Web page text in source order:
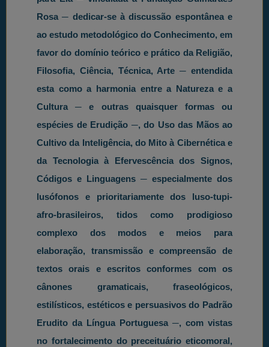
Rosa ─ dedicar-se à discussão espontânea e
ao estudo metodológico do Conhecimento, em
favor do domínio teórico e prático da Religião,
Filosofia, Ciência, Técnica, Arte ─ entendida
esta como a harmonia entre a Natureza e a
Cultura ─ e outras quaisquer formas ou
espécies de Erudição ─, do Uso das Mãos ao
Cultivo da Inteligência, do Mito à Cibernética e
da Tecnologia à Efervescência dos Signos,
Códigos e Linguagens ─ especialmente dos
lusófonos e prioritariamente dos luso-tupi-
afro-brasileiros, tidos como prodigioso
complexo dos modos e meios para
elaboração, transmissão e compreensão de
textos orais e escritos conformes com os
cânones gramaticais, fraseológicos,
estilísticos, estéticos e persuasivos do Padrão
Erudito da Língua Portuguesa ─, com vistas
no fortalecimento do preceituário eticomoral,